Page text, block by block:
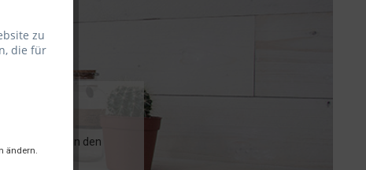
zu
die für
ändern.
in den